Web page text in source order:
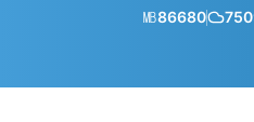
86680
㎆︎